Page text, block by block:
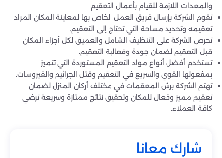
والمعدات اللازمة للقيام بأعمال التعقيم
تقوم الشركة بإرسال فريق العمل الخاص بها لمعاينة المكان المراد
تعقيمه وتحديد مساحة التي تحتاج إلى التعقيم.
تحرص الشركة على التنظيف الشامل والعميق لكل أجزاء المكان
قبل التعقيم لضمان جودة وفعالية التعقيم.
تستخدم أفضل أنواع مواد التعقيم المستوردة التي تتميز
بمفعولها القوي والسريع في التعقيم وقتل الجراثيم والفيروسات.
تهتم الشركة برش المعقمات في مختلف أركان المنزل لضمان
تعقيم مميز وفعال للمكان وتحقيق نتائج ممتازة وسريعة ترضي
كافة العملاء.
شارك معانا